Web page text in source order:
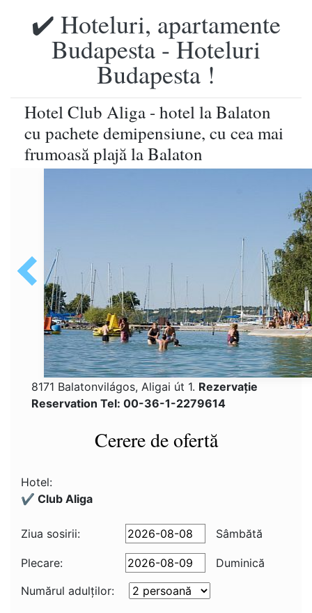
✔️ Hoteluri, apartamente
Budapesta - Hoteluri
Budapesta !
Hotel Club Aliga - hotel la Balaton
cu pachete demipensiune, cu cea mai
frumoasă plajă la Balaton
8171 Balatonvilágos, Aligai út 1. Rezervaţie
Reservation Tel: 00-36-1-2279614
Cerere de ofertă
Hotel:
✔️ Club Aliga
Ziua sosirii: Sâmbătă
Plecare:
Duminică
Numărul adulţilor: